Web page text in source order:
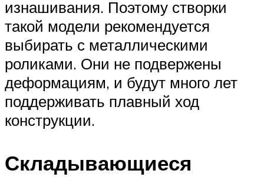
изнашивания. Поэтому створки
такой модели рекомендуется
выбирать с металлическими
роликами. Они не подвержены
деформациям, и будут много лет
поддерживать плавный ход
конструкции.
Складывающиеся